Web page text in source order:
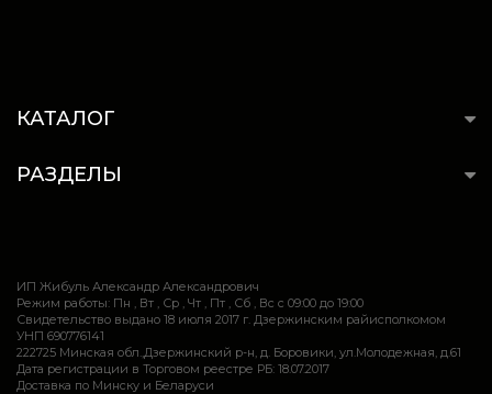
КАТАЛОГ
РАЗДЕЛЫ
ИП Жибуль Александр Александрович
Режим работы: Пн , Вт , Ср , Чт , Пт , Сб , Вс c 09:00 до 19:00
Свидетельство выдано 18 июля 2017 г. Дзержинским райисполкомом
УНП 690776141
222725 Минская обл.,Дзержинский р-н, д. Боровики, ул.Молодежная, д.61
Дата регистрации в Торговом реестре РБ: 18.07.2017
Доставка по Минску и Беларуси